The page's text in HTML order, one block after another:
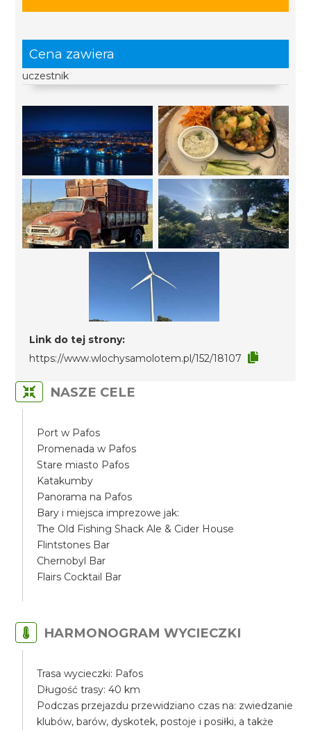
Cena zawiera
uczestnik
Link do tej strony:
https://www.wlochysamolotem.pl/152/18107
NASZE CELE
Port w Pafos
Promenada w Pafos
Stare miasto Pafos
Katakumby
Panorama na Pafos
Bary i miejsca imprezowe jak:
The Old Fishing Shack Ale & Cider House
Flintstones Bar
Chernobyl Bar
Flairs Cocktail Bar
HARMONOGRAM WYCIECZKI
Trasa wycieczki: Pafos
Długość trasy: 40 km
Podczas przejazdu przewidziano czas na: zwiedzanie
klubów, barów, dyskotek, postoje i posiłki, a także